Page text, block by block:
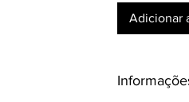
Adicionar